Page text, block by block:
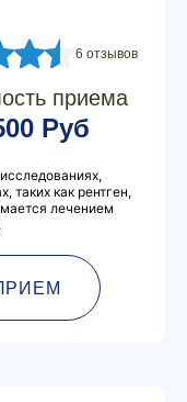
6 отзывов
приема
Руб
таких как рентген,
лечением